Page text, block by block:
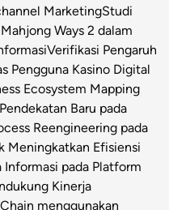
MarketingStudi
Ways 2 dalam
Verifikasi Pengaruh
Pengguna Kasino Digital
Ecosystem Mapping
Baru pada
Reengineering pada
Meningkatkan Efisiensi
pada Platform
Kinerja
menggunakan